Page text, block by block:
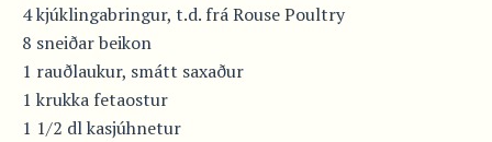
4 kjúklingabringur, t.d. frá Rouse Poultry
8 sneiðar beikon
1 rauðlaukur, smátt saxaður
1 krukka fetaostur
1 1/2 dl kasjúhnetur